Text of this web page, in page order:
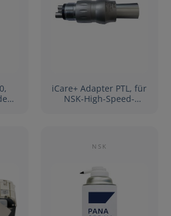
iCare+ Adapter PTL, für
NSK-High-Speed-
NSK